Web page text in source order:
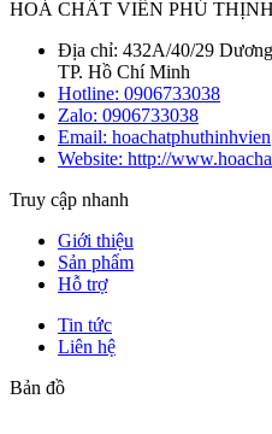
HOÁ CHẤT VIÊN PHÚ THỊNH
Địa chỉ: 432A/40/29
TP. Hồ Chí Minh
Hotline: 0906733038
Zalo: 0906733038
Email:
Website: http://
Truy cập nhanh
Giới thiệu
Sản phẩm
Hỗ trợ
Tin tức
Liên hệ
Bản đồ